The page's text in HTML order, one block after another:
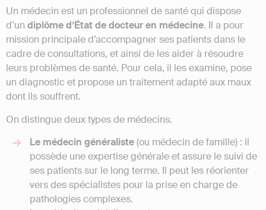
Un médecin est un professionnel de santé qui dispose
d’un diplôme d’État de docteur en médecine. Il a pour
mission principale d’accompagner ses patients dans le
cadre de consultations, et ainsi de les aider à résoudre
leurs problèmes de santé. Pour cela, il les examine, pose
un diagnostic et propose un traitement adapté aux maux
dont ils souffrent.
On distingue deux types de médecins.
Le médecin généraliste(ou médecin de famille) : il
possède une expertise générale et assure le suivi de
ses patients sur le long terme. Il peut les réorienter
vers des spécialistes pour la prise en charge de
pathologies complexes.